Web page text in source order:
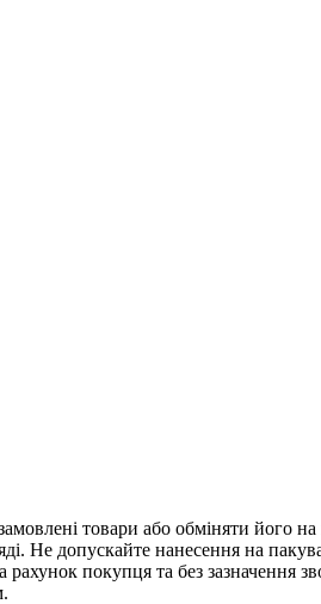
товари або обміняти його
Не допускайте нанесення на
покупця та без зазначення